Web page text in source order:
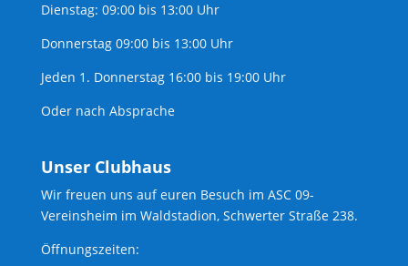
Dienstag: 09:00 bis 13:00 Uhr
Donnerstag 09:00 bis 13:00 Uhr
Jeden 1. Donnerstag 16:00 bis 19:00 Uhr
Oder nach Absprache
Unser Clubhaus
Wir freuen uns auf euren Besuch im ASC 09-
Vereinsheim im Waldstadion, Schwerter Straße 238.
Öffnungszeiten: